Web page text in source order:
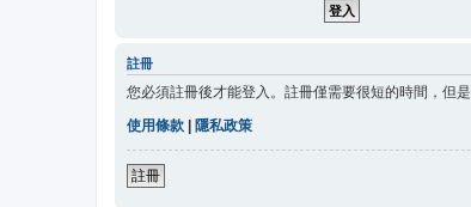
註冊
您必須註冊後才能登入。註冊僅需要很短的時間，但
使用條款 | 隱私政策
註冊